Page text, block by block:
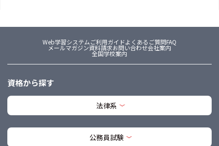
Web学習システムご利用ガイドよくあるご質問FAQ
メールマガジン資料請求お問い合わせ会社案内
全国学校案内
資格から探す
法律系
公務員試験